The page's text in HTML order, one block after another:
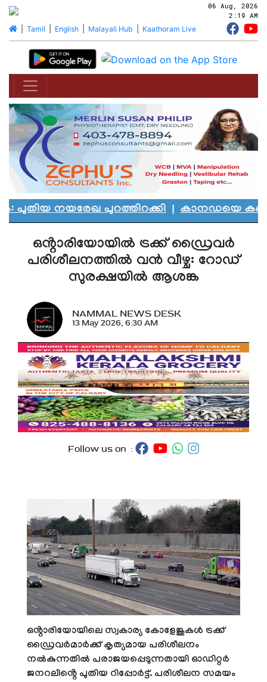
06 Aug, 2026
2:19 AM
| Tamil English| Malayali Hub Kaathoram Live
നയരേഖ പുറത്തിറക്കി|കാനഡയെ
ഒൻ്റാരിയോയിൽ ട്രക്ക് ഡ്രൈവർ
പരിശീലനത്തിൽ വൻ വീഴ്ച: റോഡ്
സുരക്ഷയിൽ ആശങ്ക
NAMMAL NEWS DESK
13 May 2026, 6:30 AM
Follow us on :
ഒൻ്റാരിയോയിലെ സ്വകാര്യ കോളേജുകൾ ട്രക്ക്
ഡ്രൈവർമാർക്ക് കൃത്യമായ പരിശീലനം
നൽകുന്നതിൽ പരാജയപ്പെടുന്നതായി ഓഡിറ്റർ
ജനറലിൻ്റെ പുതിയ റിപ്പോർട്ട്. പരിശീലന സമയം